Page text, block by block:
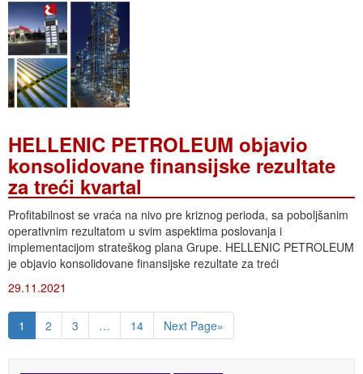
HELLENIC PETROLEUM objavio
konsolidovane finansijske rezultate
za treći kvartal
Profitabilnost se vraća na nivo pre kriznog perioda, sa poboljšanim
operativnim rezultatom u svim aspektima poslovanja i
implementacijom strateškog plana Grupe. HELLENIC PETROLEUM
je objavio konsolidovane finansijske rezultate za treći
29.11.2021
1 2 3 … 14 Next Page»